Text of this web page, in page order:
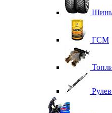
ГСМ